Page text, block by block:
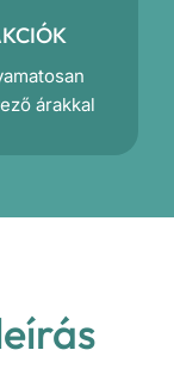
árakkal